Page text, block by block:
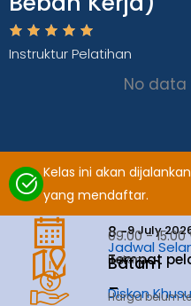
Instruktur Pelatihan
No
Kelas ini akan
yang mendaftar.
8 -9 July
09.00 - 15.00
Jadwal
Tempat
Batam
Batam
Diskon
Harga belum